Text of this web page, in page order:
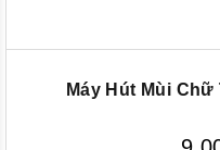
Máy Hút Mùi Chữ